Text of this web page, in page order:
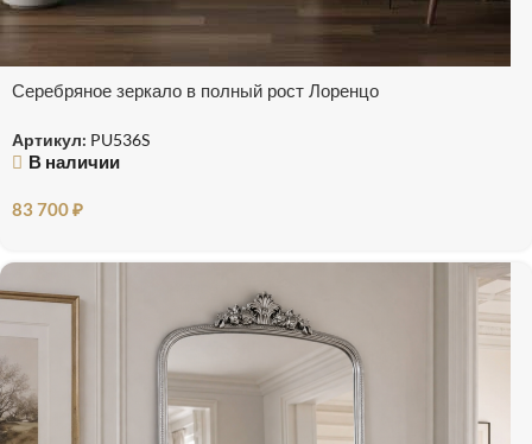
Серебряное зеркало в полный рост Лоренцо
Артикул: PU536S
В наличии
83 700₽